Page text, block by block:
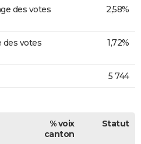
des votes
2,58%
des votes
1,72%
5 744
% voix
canton
Statut